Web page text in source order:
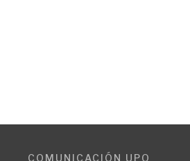
COMUNICACIÓN UPO